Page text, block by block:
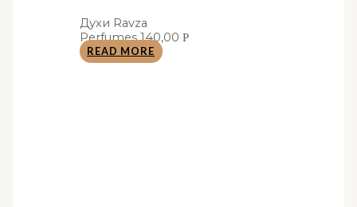
Духи Ravza
Perfumes140,00 Р
READ MORE